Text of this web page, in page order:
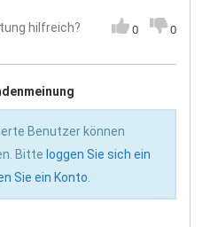
hilfreich? 0 0
Benutzer können
Bitte loggen Sie sich ein
Sie ein Konto.